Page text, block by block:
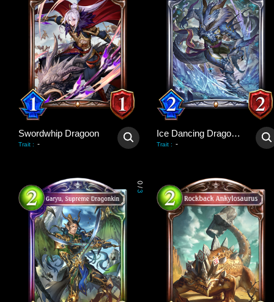
Swordwhip Dragoon
Trait : -
Ice Dancing Dragonewt
Trait : -
0
/
3